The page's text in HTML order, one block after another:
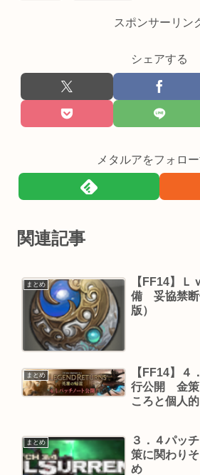
スポンサーリン
シェアする
メタルアをフォロ
関連記事
まとめ
【FF14】Ｌ
備 妥協禁断
版）
まとめ
【FF14】４
行公開 金策
ころと個人
まとめ
３．４パッ
策に関わり
め